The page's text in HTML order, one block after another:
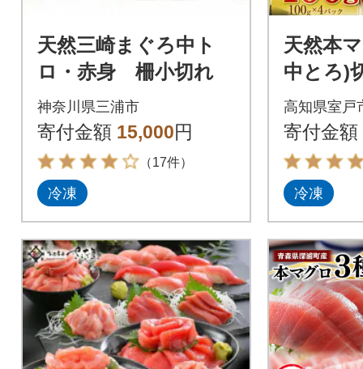
天然三崎まぐろ中ト
ロ・赤身 柵小切れ
神奈川県三浦市
寄付金額 15,000円
（17件）
冷凍
天然本
中とろ)
g 刺身
漬け丼
さまざ
高知県室戸
寄付金額
冷凍